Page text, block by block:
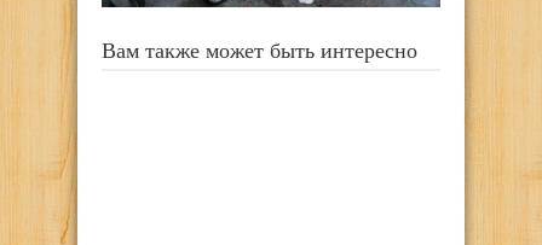
Вам также может быть интересно